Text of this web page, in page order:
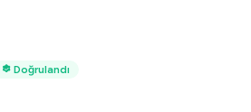
Doğrulandı